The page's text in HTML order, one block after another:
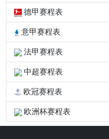
德甲赛程表
意甲赛程表
法甲赛程表
中超赛程表
欧冠赛程表
欧洲杯赛程表